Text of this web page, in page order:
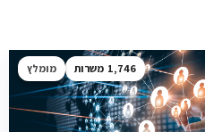
1,746 מומלץ